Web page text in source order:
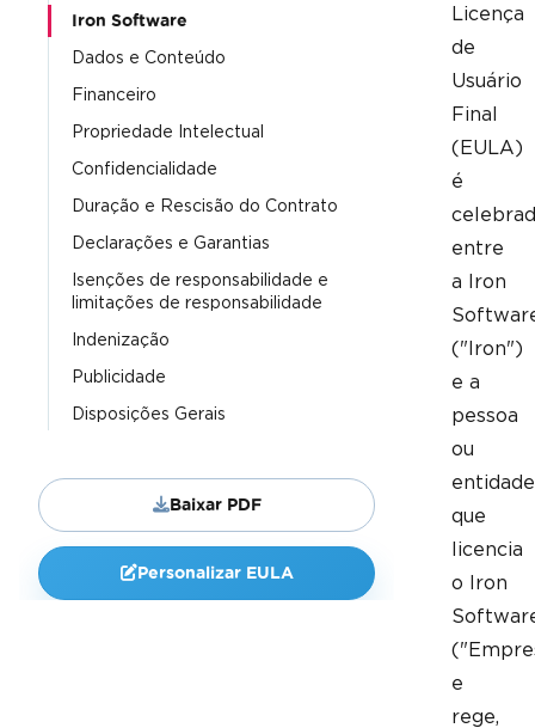
Iron Software
Dados e Conteúdo
Financeiro
Propriedade Intelectual
Confidencialidade
Duração e Rescisão do Contrato
Declarações e Garantias
Isenções de responsabilidade e
limitações de responsabilidade
Indenização
Publicidade
Disposições Gerais
Baixar PDF
Personalizar EULA
Licença
de
Usuário
Final
(EULA)
é
entre
a Iron
("Iron")
e a
pessoa
ou
entidade
que
licencia
o Iron
e
rege,